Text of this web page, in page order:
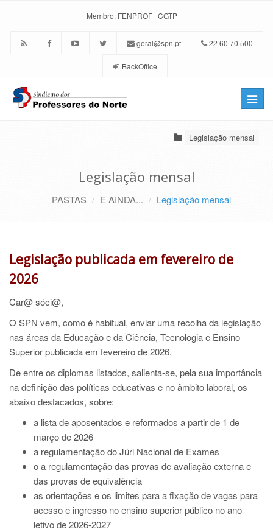
Membro: FENPROF | CGTP
geral@spn.pt 22 60 70 500
BackOffice
Toggle
Legislação mensal
Legislação mensal
PASTAS E AINDA... Legislação mensal
Legislação publicada em fevereiro de
2026
Car@ sóci@,
O SPN vem, como é habitual, enviar uma recolha da legislação
nas áreas da Educação e da Ciência, Tecnologia e Ensino
Superior publicada em fevereiro de 2026.
De entre os diplomas listados, salienta-se, pela sua importância
na definição das políticas educativas e no âmbito laboral, os
abaixo destacados, sobre:
a lista de aposentados e reformados a partir de 1 de
março de 2026
a regulamentação do Júri Nacional de Exames
o a regulamentação das provas de avaliação externa e
das provas de equivalência
as orientações e os limites para a fixação de vagas para
acesso e ingresso no ensino superior público no ano
letivo de 2026-2027